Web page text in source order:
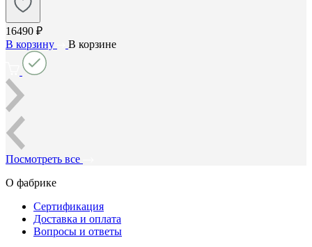
16490 ₽
В корзину
В корзине
Посмотреть все
О фабрике
Сертификация
Доставка и оплата
Вопросы и ответы